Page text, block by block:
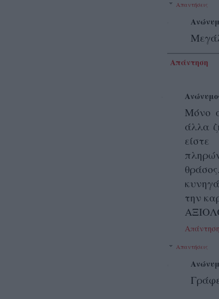
Απαντήσεις
Απάντηση
Μόνο
άλλα
την
Απαντήσεις